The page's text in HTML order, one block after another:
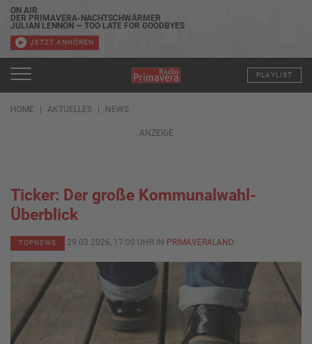
ON AIR
DER PRIMAVERA-NACHTSCHWÄRMER
JULIAN LENNON — TOO LATE FOR GOODBYES
JETZT ANHÖREN
PLAYLIST
HOME AKTUELLES NEWS
ANZEIGE
Ticker: Der große Kommunalwahl-
Überblick
TOPNEWS 29.03.2026, 17:00 UHR IN PRIMAVERALAND